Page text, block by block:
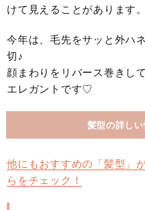
けて見えることがあります。
今年は、毛先をサッと外ハ
切♪
顔まわりをリバース巻きし
エレガントです♡
髪型の詳し
他にもおすすめの「髪型」
らをチェック！